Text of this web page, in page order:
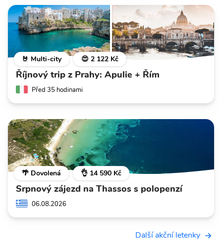
🤘 Multi-city 😍 2 122 Kč
Říjnový trip z Prahy: Apulie + Řím
Před 35 hodinami
🌴 Dovolená 👌 14 590 Kč
Srpnový zájezd na Thassos s polopenzí
06.08.2026
Další akční letenky